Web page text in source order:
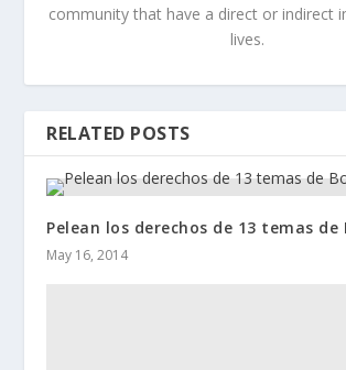
community that have a direct or indirect
lives.
RELATED POSTS
Pelean los derechos de 13 temas de
May 16, 2014